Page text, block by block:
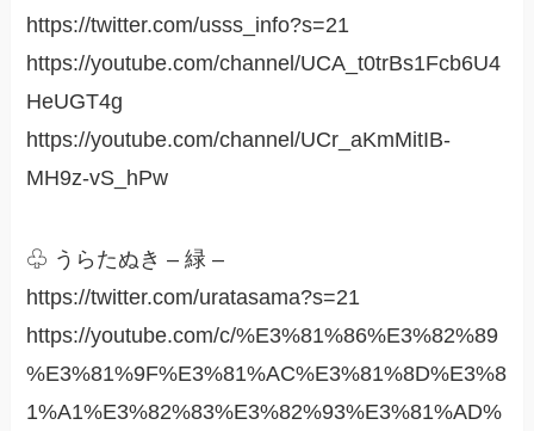
https://twitter.com/usss_info?s=21
https://youtube.com/channel/UCA_t0trBs1Fcb6U4
HeUGT4g
https://youtube.com/channel/UCr_aKmMitIB-
MH9z-vS_hPw
♧ うらたぬき – 緑 –
https://twitter.com/uratasama?s=21
https://youtube.com/c/%E3%81%86%E3%82%89
%E3%81%9F%E3%81%AC%E3%81%8D%E3%8
1%A1%E3%82%83%E3%82%93%E3%81%AD%